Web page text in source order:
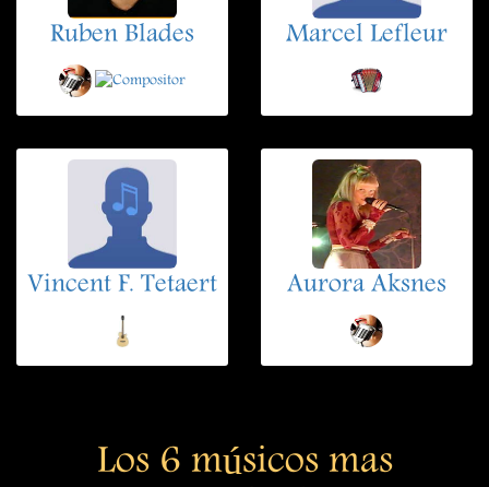
Ruben Blades Marcel Lefleur
Vincent F. Tetaert Aurora Aksnes
Los 6 músicos mas